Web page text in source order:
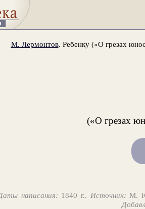
М. Лермонтов. Ребенку («О грезах
(«О грезах
написания: 1840 г.. Источник: М.